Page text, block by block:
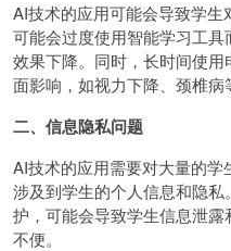
AI技术的应用可能会导致学
可能会过度使用智能学习工
效果下降。同时，长时间使
面影响，如视力下降、颈椎病
二、信息隐私问题
AI技术的应用需要对大量的
涉及到学生的个人信息和隐
护，可能会导致学生信息泄
不便。